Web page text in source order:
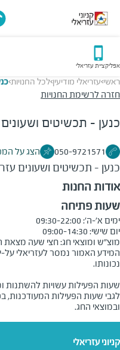
אפליקציית עזריאלי
ראשי>עזריאלי מודיעין>לכל החנויות>
חזרה לרשימת החנויות
כנען - תכשיטים ושעונים
050-9721571 הצג על
כנען - תכשיטים ושעונים
אודות החנות
שעות פתיחה
מוצ"ש ומוצאי חג: חצי שעה מצאת
המידע האמור נמסר לעזריאלי על-
שעות הפעילות עשויות להשתנות
לגבי שעות הפעילות המעודכנות,
ובמוצאי החג.
קניוני עזריאלי